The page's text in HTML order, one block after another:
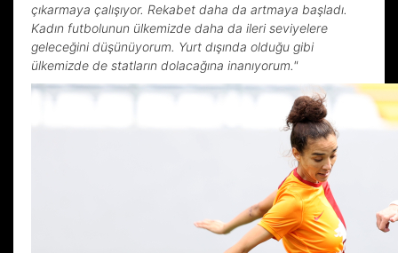
çıkarmaya çalışıyor. Rekabet daha da artmaya başladı.
Kadın futbolunun ülkemizde daha da ileri seviyelere
geleceğini düşünüyorum. Yurt dışında olduğu gibi
ülkemizde de statların dolacağına inanıyorum."